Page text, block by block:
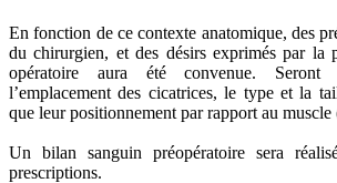
En fonction de ce contexte anatomique, des
du chirurgien, et des désirs exprimés par la
opératoire aura été convenue. Seront
l’emplacement des cicatrices, le type et la
que leur positionnement par rapport au
Un bilan sanguin préopératoire sera
prescriptions.